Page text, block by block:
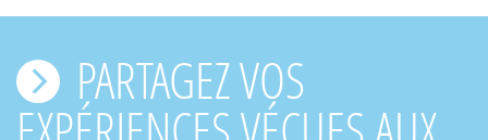
PARTAGEZ VOS